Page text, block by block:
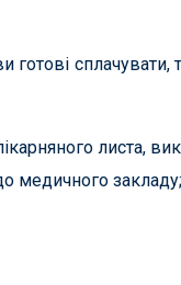
готові
листа,
медичного закладу;